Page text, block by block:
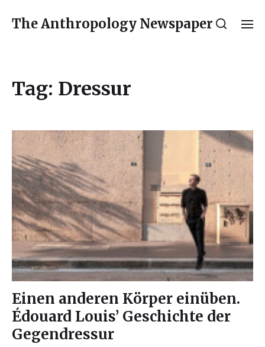
The Anthropology Newspaper
Tag: Dressur
Einen anderen Körper einüben.
Édouard Louis’ Geschichte der
Gegendressur